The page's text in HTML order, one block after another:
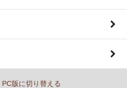
PC版に切り替える